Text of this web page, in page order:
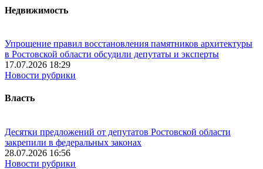
Недвижимость
Упрощение правил восстановления памятников архитектуры
в Ростовской области обсудили депутаты и эксперты
17.07.2026 18:29
Новости рубрики
Власть
Десятки предложений от депутатов Ростовской области
закрепили в федеральных законах
28.07.2026 16:56
Новости рубрики